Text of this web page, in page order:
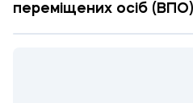
переміщених осіб